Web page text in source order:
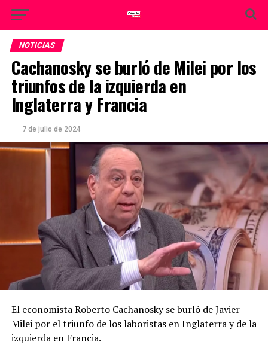
NOTICIAS
Cachanosky se burló de Milei por los
triunfos de la izquierda en
Inglaterra y Francia
7 de julio de 2024
El economista Roberto Cachanosky se burló de Javier
Milei por el triunfo de los laboristas en Inglaterra y de la
izquierda en Francia.